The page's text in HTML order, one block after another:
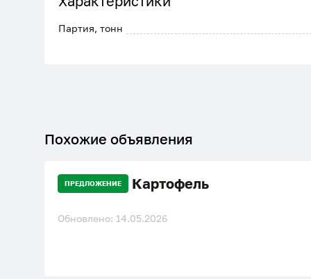
Партия, тонн
Похожие объявления
ПРЕДЛОЖЕНИЕ Картофель
Обновлено: 14.05.2026